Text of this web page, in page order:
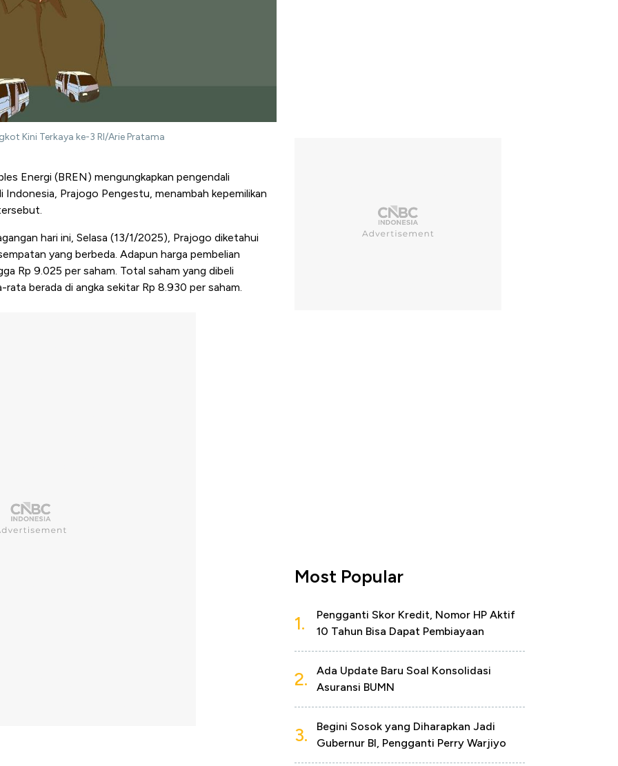
Kini Terkaya ke-3 RI/Arie Pratama
Energi (BREN) mengungkapkan pengendali
Indonesia, Prajogo Pengestu, menambah kepemilikan
hari ini, Selasa (13/1/2025), Prajogo diketahui
yang berbeda. Adapun harga pembelian
Rp 9.025 per saham. Total saham yang dibeli
berada di angka sekitar Rp 8.930 per saham.
Most Popular
1.
Pengganti Skor Kredit, Nomor HP Aktif
10 Tahun Bisa Dapat Pembiayaan
2.
Ada Update Baru Soal Konsolidasi
Asuransi BUMN
3.
Begini Sosok yang Diharapkan Jadi
Gubernur BI, Pengganti Perry Warjiyo